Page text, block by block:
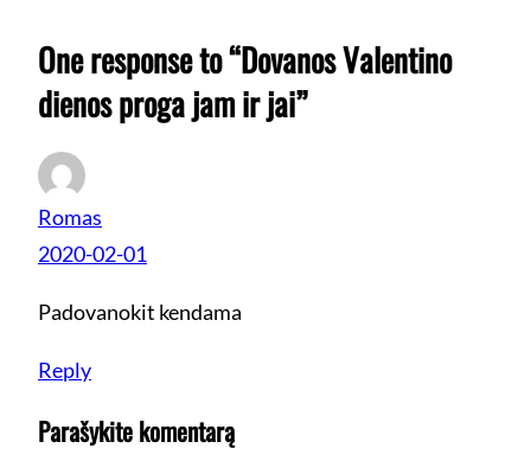
One response to “Dovanos Valentino
dienos proga jam ir jai”
Romas
2020-02-01
Padovanokit kendama
Reply
Parašykite komentarą